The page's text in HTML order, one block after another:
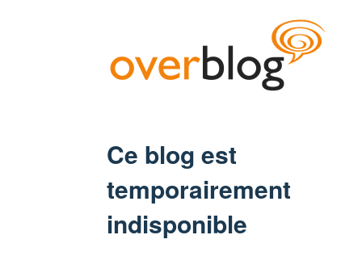
Ce blog est
temporairement
indisponible